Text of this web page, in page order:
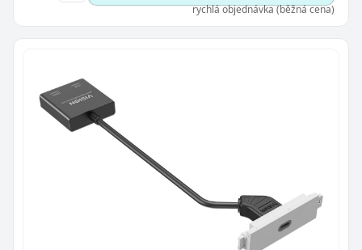
rychlá objednávka (běžná cena)